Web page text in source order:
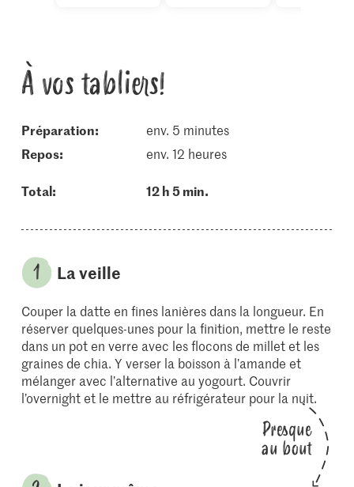
À vos tabliers!
Préparation:
env. 5 minutes
repos:
env. 12 heures
Total: 12 h 5 min.
La veille
Couper la datte en fines lanières dans la longueur. En
réserver quelques-unes pour la finition, mettre le reste
dans un pot en verre avec les flocons de millet et les
graines de chia. Y verser la boisson à l’amande et
mélanger avec l’alternative au yogourt. Couvrir
l’overnight et le mettre au réfrigérateur pour la nuit.
Presque
au bout